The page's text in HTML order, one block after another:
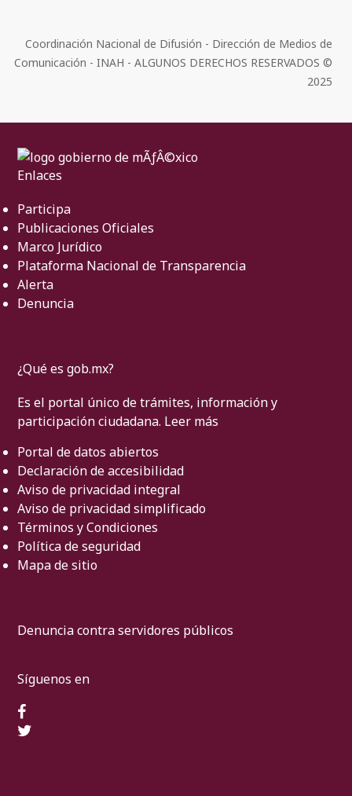
Coordinación Nacional de Difusión - Dirección de Medios de
Comunicación - INAH - ALGUNOS DERECHOS RESERVADOS ©
2025
Enlaces
Participa
Publicaciones Oficiales
Marco Jurídico
Plataforma Nacional de Transparencia
Alerta
Denuncia
¿Qué es gob.mx?
Es el portal único de trámites, información y
participación ciudadana. Leer más
Portal de datos abiertos
Declaración de accesibilidad
Aviso de privacidad integral
Aviso de privacidad simplificado
Términos y Condiciones
Política de seguridad
Mapa de sitio
Denuncia contra servidores públicos
Síguenos en